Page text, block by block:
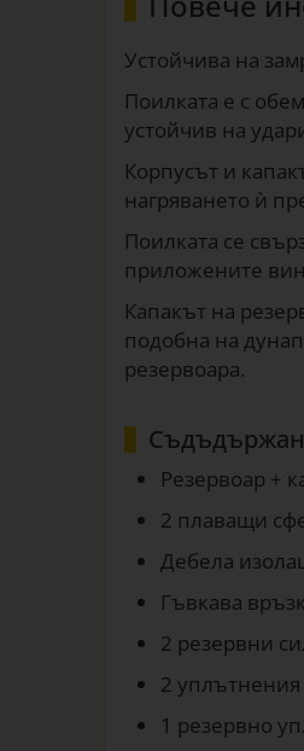
Устойчива на
Поилката е с
устойчив на
Корпусът и
нагряването ѝ
Поилката се
приложените
Капакът на
подобна на
резервоара.
Резервоар +
2 плаващи
Дебела
Гъвкава
2 резервни
2
1 резервно